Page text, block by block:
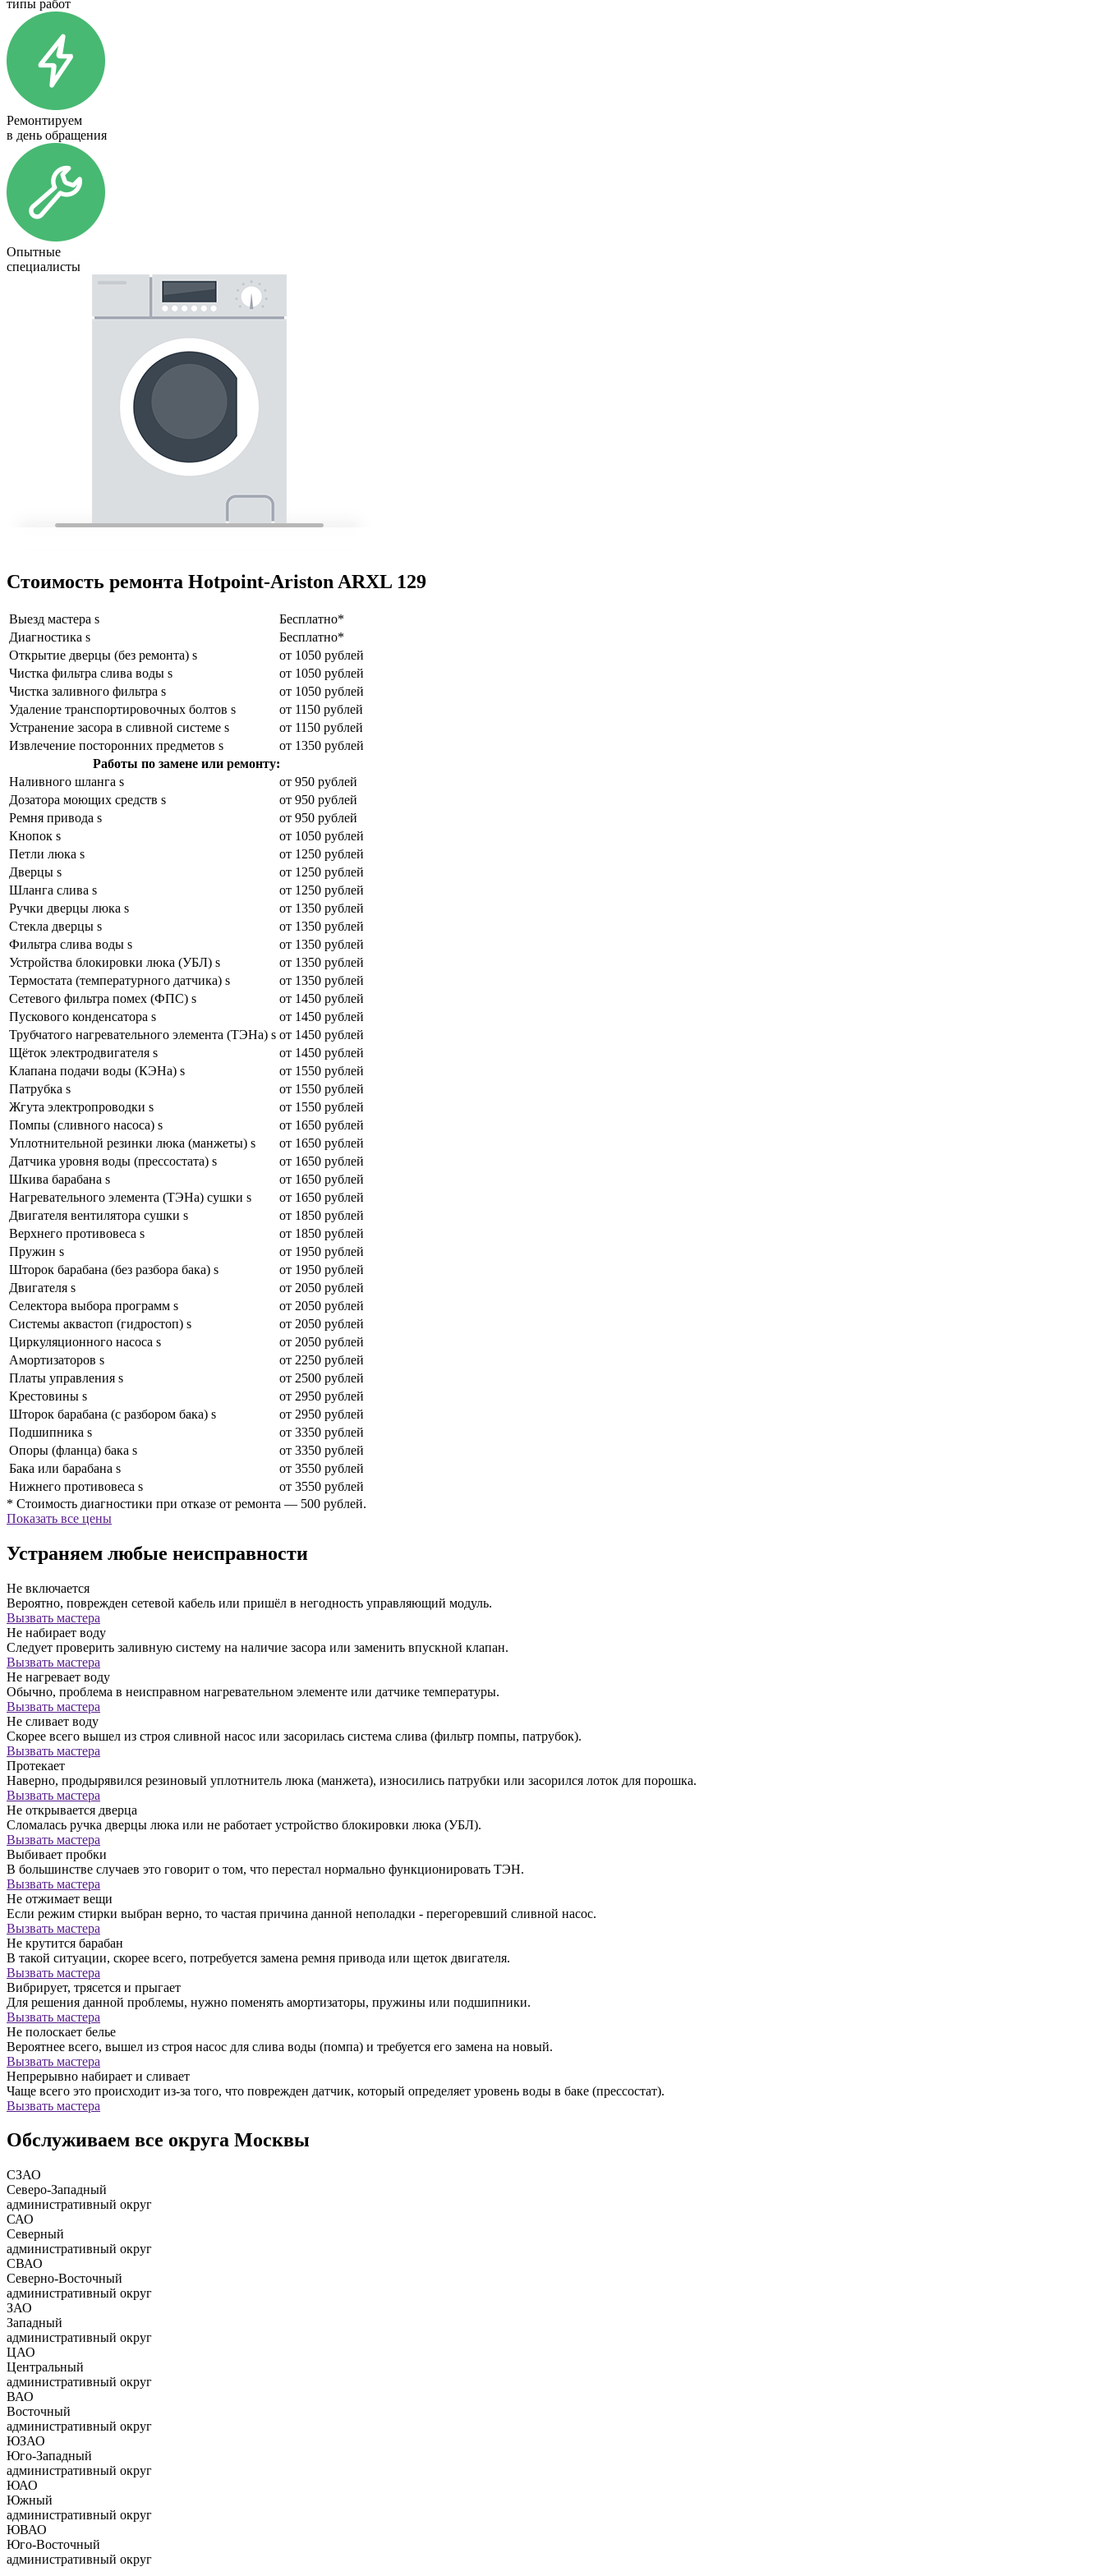
типы работ
Ремонтируем
в день обращения
Опытные
специалисты
Стоимость ремонта Hotpoint-Ariston ARXL 129
Выезд мастера s
Бесплатно*
Диагностика s
Бесплатно*
Открытие дверцы (без ремонта) s
от 1050 рублей
Чистка фильтра слива воды s
от 1050 рублей
Чистка заливного фильтра s
от 1050 рублей
Удаление транспортировочных болтов s
от 1150 рублей
Устранение засора в сливной системе s
от 1150 рублей
Извлечение посторонних предметов s
от 1350 рублей
Работы по замене или ремонту:
Наливного шланга s
от 950 рублей
Дозатора моющих средств s
от 950 рублей
Ремня привода s
от 950 рублей
Кнопок s
от 1050 рублей
Петли люка s
от 1250 рублей
Дверцы s
от 1250 рублей
Шланга слива s
от 1250 рублей
Ручки дверцы люка s
от 1350 рублей
Стекла дверцы s
от 1350 рублей
Фильтра слива воды s
от 1350 рублей
Устройства блокировки люка (УБЛ) s
от 1350 рублей
Термостата (температурного датчика) s
от 1350 рублей
Сетевого фильтра помех (ФПС) s
от 1450 рублей
Пускового конденсатора s
от 1450 рублей
Трубчатого нагревательного элемента (ТЭНа) s от 1450 рублей
Щёток электродвигателя s
от 1450 рублей
Клапана подачи воды (КЭНа) s
от 1550 рублей
Патрубка s
от 1550 рублей
Жгута электропроводки s
от 1550 рублей
Помпы (сливного насоса) s
от 1650 рублей
Уплотнительной резинки люка (манжеты) s
от 1650 рублей
Датчика уровня воды (прессостата) s
от 1650 рублей
Шкива барабана s
от 1650 рублей
Нагревательного элемента (ТЭНа) сушки s
от 1650 рублей
Двигателя вентилятора сушки s
от 1850 рублей
Верхнего противовеса s
от 1850 рублей
Пружин s
от 1950 рублей
Шторок барабана (без разбора бака) s
от 1950 рублей
Двигателя s
от 2050 рублей
Селектора выбора программ s
от 2050 рублей
Системы аквастоп (гидростоп) s
от 2050 рублей
Циркуляционного насоса s
от 2050 рублей
Амортизаторов s
от 2250 рублей
Платы управления s
от 2500 рублей
Крестовины s
от 2950 рублей
Шторок барабана (с разбором бака) s
от 2950 рублей
Подшипника s
от 3350 рублей
Опоры (фланца) бака s
от 3350 рублей
Бака или барабана s
от 3550 рублей
Нижнего противовеса s
от 3550 рублей
* Стоимость диагностики при отказе от ремонта — 500 рублей.
Показать все цены
Устраняем любые неисправности
Не включается
Вероятно, поврежден сетевой кабель или пришёл в негодность управляющий модуль.
Вызвать мастера
Не набирает воду
Следует проверить заливную систему на наличие засора или заменить впускной клапан.
Вызвать мастера
Не нагревает воду
Обычно, проблема в неисправном нагревательном элементе или датчике температуры.
Вызвать мастера
Не сливает воду
Скорее всего вышел из строя сливной насос или засорилась система слива (фильтр помпы, патрубок).
Вызвать мастера
Протекает
Наверно, продырявился резиновый уплотнитель люка (манжета), износились патрубки или засорился лоток для порошка.
Вызвать мастера
Не открывается дверца
Сломалась ручка дверцы люка или не работает устройство блокировки люка (УБЛ).
Вызвать мастера
Выбивает пробки
В большинстве случаев это говорит о том, что перестал нормально функционировать ТЭН.
Вызвать мастера
Не отжимает вещи
Если режим стирки выбран верно, то частая причина данной неполадки - перегоревший сливной насос.
Вызвать мастера
Не крутится барабан
В такой ситуации, скорее всего, потребуется замена ремня привода или щеток двигателя.
Вызвать мастера
Вибрирует, трясется и прыгает
Для решения данной проблемы, нужно поменять амортизаторы, пружины или подшипники.
Вызвать мастера
Не полоскает белье
Вероятнее всего, вышел из строя насос для слива воды (помпа) и требуется его замена на новый.
Вызвать мастера
Непрерывно набирает и сливает
Чаще всего это происходит из-за того, что поврежден датчик, который определяет уровень воды в баке (прессостат).
Вызвать мастера
Обслуживаем все округа Москвы
СЗАО
Северо-Западный
административный округ
САО
Северный
административный округ
СВАО
Северно-Восточный
административный округ
ЗАО
Западный
административный округ
ЦАО
Центральный
административный округ
ВАО
Восточный
административный округ
ЮЗАО
Юго-Западный
административный округ
ЮАО
Южный
административный округ
ЮВАО
Юго-Восточный
административный округ